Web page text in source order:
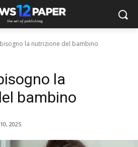
la nutrizione del bambino
la
bambino
2025